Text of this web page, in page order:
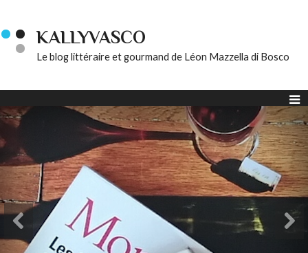
KALLYVASCO
Le blog littéraire et gourmand de Léon Mazzella di Bosco